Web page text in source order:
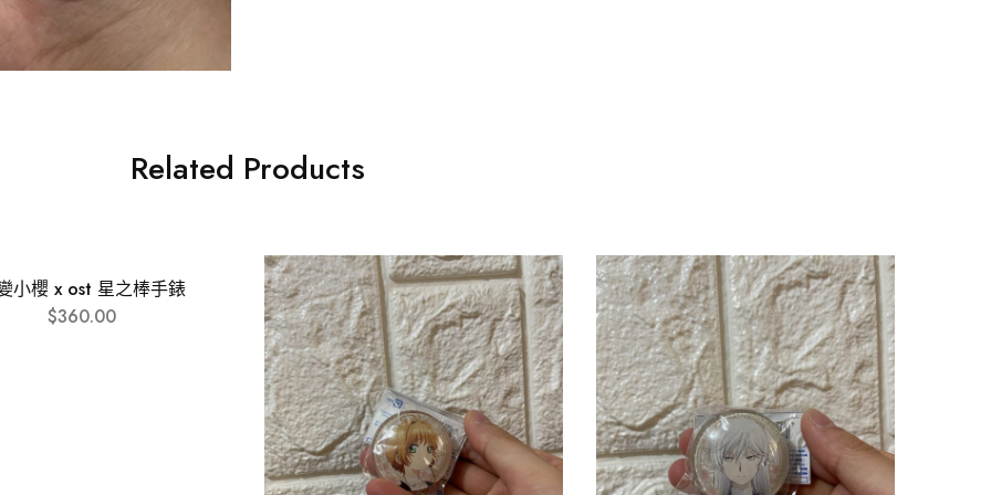
Related Products
小櫻 x ost 星之棒手錶
$360.00